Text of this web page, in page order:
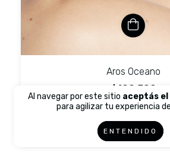
Al navegar por este sitio aceptás el
para agilizar tu experiencia
ENTENDIDO
Aros Oceano
$199.500
$159.600 conEfectivo en